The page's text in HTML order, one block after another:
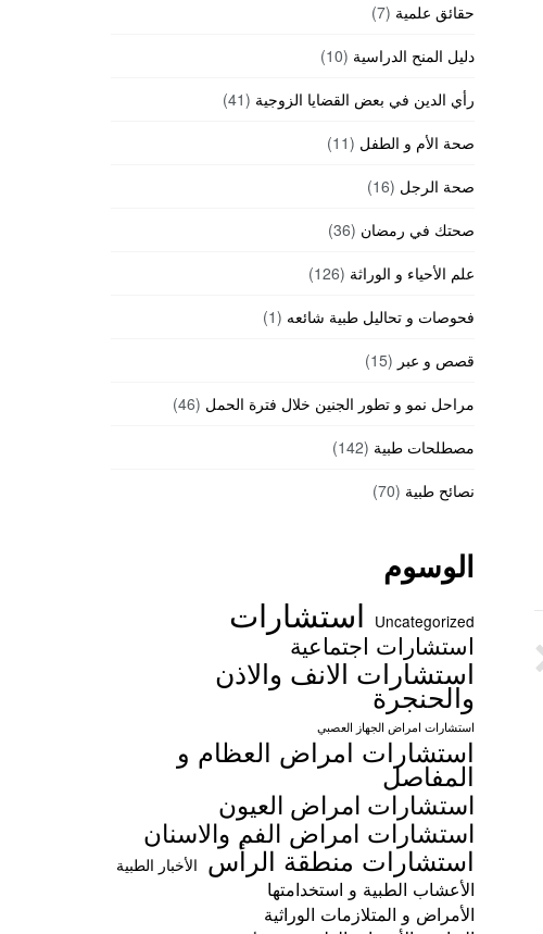
حقائق علمية (7)
دليل المنح الدراسية (10)
رأي الدين في بعض القضايا الزوجية (41)
صحة الأم و الطفل (11)
صحة الرجل (16)
صحتك في رمضان (36)
علم الأحياء و الوراثة (126)
فحوصات و تحاليل طبية شائعه (1)
قصص و عبر (15)
مراحل نمو و تطور الجنين خلال فترة الحمل (46)
مصطلحات طبية (142)
نصائح طبية (70)
الوسوم
Uncategorized استشارات
استشارات اجتماعية
استشارات الانف والاذن
والحنجرة
استشارات امراض الجهاز العصبي
استشارات امراض العظام و
المفاصل
استشارات امراض العيون
استشارات امراض الفم والاسنان
استشارات منطقة الرأس الأخبار الطبية
الأعشاب الطبية و استخدامتها
الأمراض و المتلازمات الوراثية